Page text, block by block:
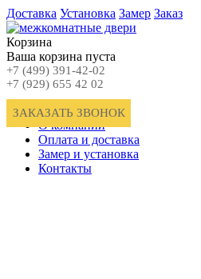
Доставка Установка Замер Заказ
Корзина
Ваша корзина пуста
+7 (499) 391-42-02
+7 (929) 655 42 02
ЗАКАЗАТЬ ЗВОНОК
Главная
О компании
Оплата и доставка
Замер и установка
Контакты